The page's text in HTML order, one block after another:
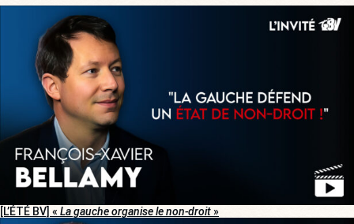
[L’ÉTÉ BV] « La gauche organise le non-droit»